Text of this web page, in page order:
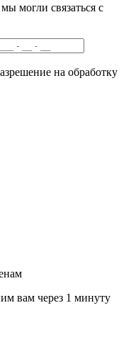
могли связаться с
на обработку
вам через 1 минуту